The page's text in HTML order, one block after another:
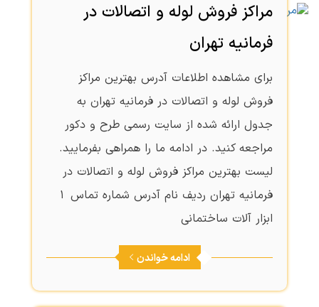
مراکز فروش لوله و اتصالات در
فرمانیه تهران
برای مشاهده اطلاعات آدرس بهترین مراکز
فروش لوله و اتصالات در فرمانیه تهران به
جدول ارائه شده از سایت رسمی طرح و دکور
مراجعه کنید. در ادامه ما را همراهی بفرمایید.
لیست بهترین مراکز فروش لوله و اتصالات در
فرمانیه تهران ردیف نام آدرس شماره تماس 1
ابزار آلات ساختمانی
ادامه خواندن